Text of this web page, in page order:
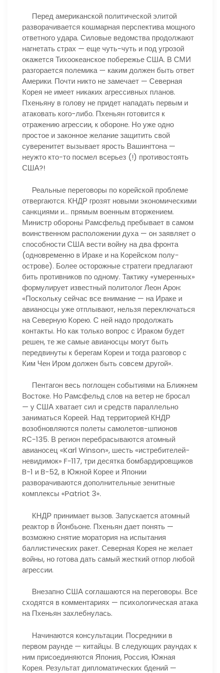
Перед американской политической элитой
разворачивается кошмарная перспектива мощного
ответного удара. Силовые ведомства продолжают
нагнетать страх — еще чуть-чуть и под угрозой
окажется Тихоокеанское побережье США. В СМИ
разгорается полемика — каким должен быть ответ
Америки. Почти никто не замечает — Северная
Корея не имеет никаких агрессивных планов.
Пхеньяну в голову не придет нападать первым и
атаковать кого-либо. Пхеньян готовится к
отражению агрессии, к обороне. Но уже одно
простое и законное желание защитить свой
суверенитет вызывает ярость Вашингтона —
неужто кто-то посмел всерьез (!) противостоять
США?!
Реальные переговоры по корейской проблеме
отвергаются. КНДР грозят новыми экономическими
санкциями и… прямым военным вторжением.
Министр обороны Рамсфельд пребывает в самом
воинственном расположении духа — он заявляет о
способности США вести войну на два фронта
(одновременно в Ираке и на Корейском полу-
острове). Более осторожные стратеги предлагают
бить противников по одному. Тактику «умеренных»
формулирует известный политолог Леон Арон:
«Поскольку сейчас все внимание — на Ираке и
авианосцы уже отплывают, нельзя переключаться
на Северную Корею. С ней надо продолжать
контакты. Но как только вопрос с Ираком будет
решен, те же самые авианосцы могут быть
передвинуты к берегам Кореи и тогда разговор с
Ким Чен Иром должен быть совсем другой».
Пентагон весь поглощен событиями на Ближнем
Востоке. Но Рамсфельд слов на ветер не бросал
— у США хватает сил и средств параллельно
заниматься Кореей. Над территорией КНДР
возобновляются полеты самолетов-шпионов
RС-135. В регион перебрасываются атомный
авианосец «Karl Winson», шесть «истребителей-
невидимок» F-117, три десятка бомбардировщиков
B-1 и B-52, в Южной Корее и Японии
разворачиваются дополнительные зенитные
комплексы «Patriot 3».
КНДР принимает вызов. Запускается атомный
реактор в Йонбьоне. Пхеньян дает понять —
возможно снятие моратория на испытания
баллистических ракет. Северная Корея не желает
войны, но готова дать самый жесткий отпор любой
агрессии.
Внезапно США соглашаются на переговоры. Все
сходятся в комментариях — психологическая атака
на Пхеньян захлебнулась.
Начинаются консультации. Посредники в
первом раунде — китайцы. В следующих раундах к
ним присоединяются Япония, Россия, Южная
Корея. Результат дипломатических бдений —